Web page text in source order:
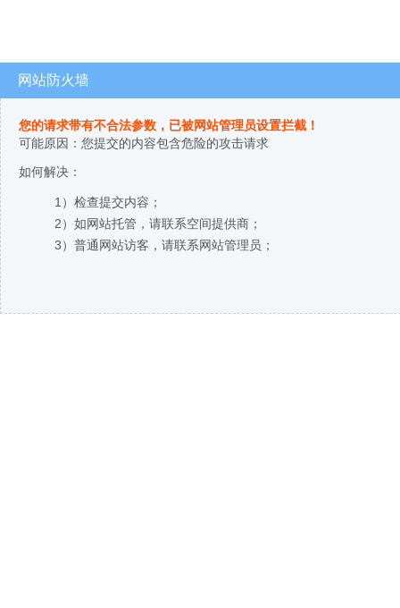
网站防火墙
您的请求带有不合法参数，已被网站管理员设置拦截！
可能原因：您提交的内容包含危险的攻击请求
如何解决：
1）检查提交内容；
2）如网站托管，请联系空间提供商；
3）普通网站访客，请联系网站管理员；